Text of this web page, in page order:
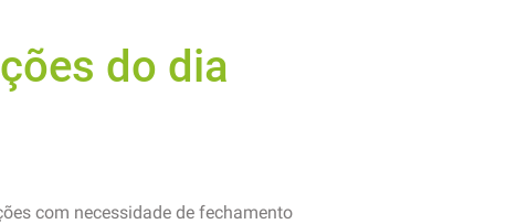
do dia
com necessidade de fechamento